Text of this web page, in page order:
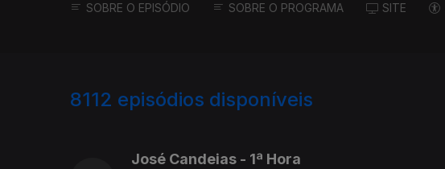
SOBRE O EPISÓDIO SOBRE O PROGRAMA SITE
8112 episódios disponíveis
José Candeias - 1ª Hora